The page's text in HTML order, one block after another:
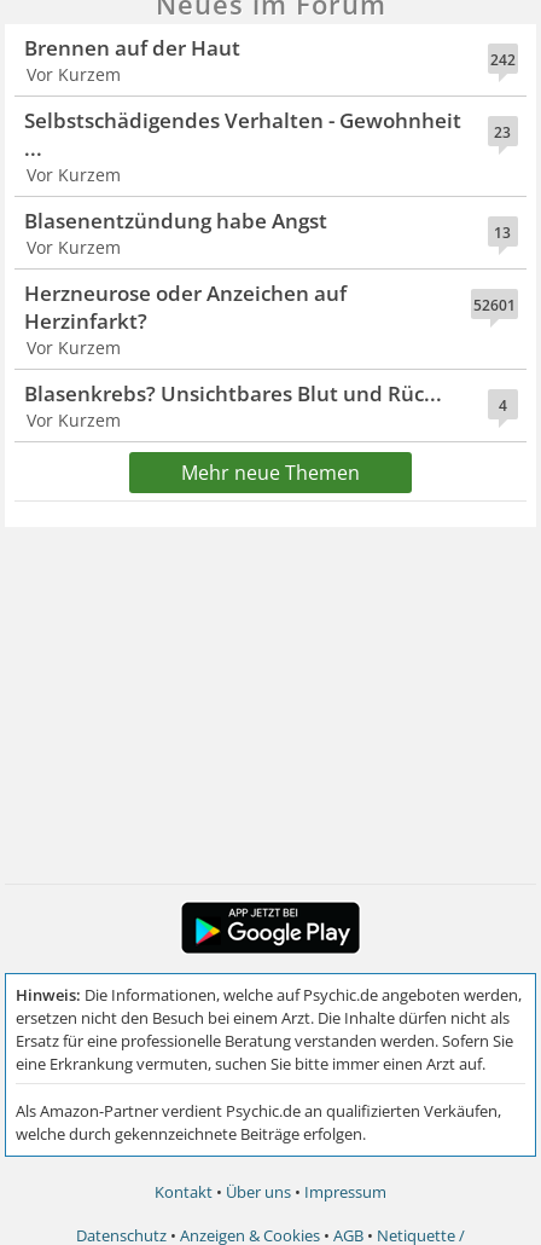
242
Brennen auf der Haut
Vor Kurzem
23
Selbstschädigendes Verhalten - Gewohnheit
...
Vor Kurzem
13
Blasenentzündung habe Angst
Vor Kurzem
52601
Herzneurose oder Anzeichen auf
Herzinfarkt?
Vor Kurzem
4
Blasenkrebs? Unsichtbares Blut und Rüc...
Vor Kurzem
Mehr neue Themen
Kontakt • Über uns • Impressum
Datenschutz • Anzeigen & Cookies • AGB • Netiquette /